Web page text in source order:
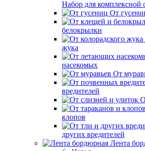
Набор для комплексной
От
белокрылки
жука
насекомых
От
вредителей
клопов
других вредителей
Лента